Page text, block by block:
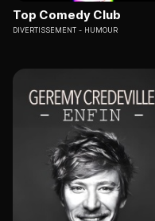
Top Comedy Club
DIVERTISSEMENT HUMOUR